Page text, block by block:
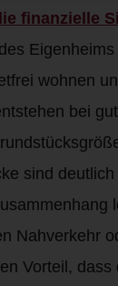
finanzielle
wohnen
bei
sind
Nahverkehr
Vorteil,